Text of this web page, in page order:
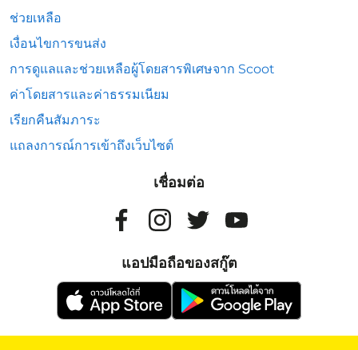
ช่วยเหลือ
เงื่อนไขการขนส่ง
การดูแลและช่วยเหลือผู้โดยสารพิเศษจาก Scoot
ค่าโดยสารและค่าธรรมเนียม
เรียกคืนสัมภาระ
แถลงการณ์การเข้าถึงเว็บไซต์
เชื่อมต่อ
แอปมือถือของสกู๊ต